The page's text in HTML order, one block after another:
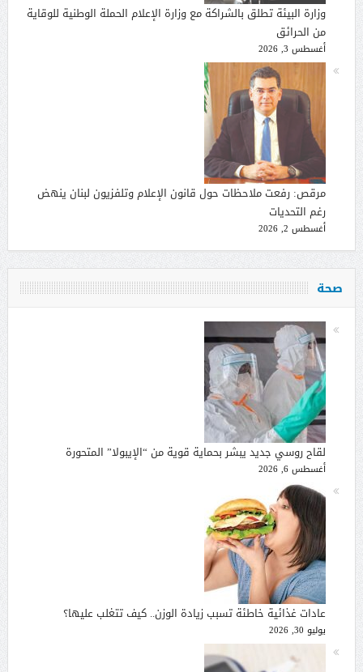
وزارة البيئة تطلق بالشراكة مع وزارة الإعلام الحملة الوطنية للوقاية
من الحرائق
أغسطس 3, 2026
مرقص: رفعت ملاحظات حول قانون الإعلام وتلفزيون لبنان ينهض
رغم التحديات
أغسطس 2, 2026
صحة
لقاح روسي جديد يبشر بحماية قوية من “الإيبولا” المتحورة
أغسطس 6, 2026
عادات غذائية خاطئة تسبب زيادة الوزن.. كيف تتغلب عليها؟
يوليو 30, 2026